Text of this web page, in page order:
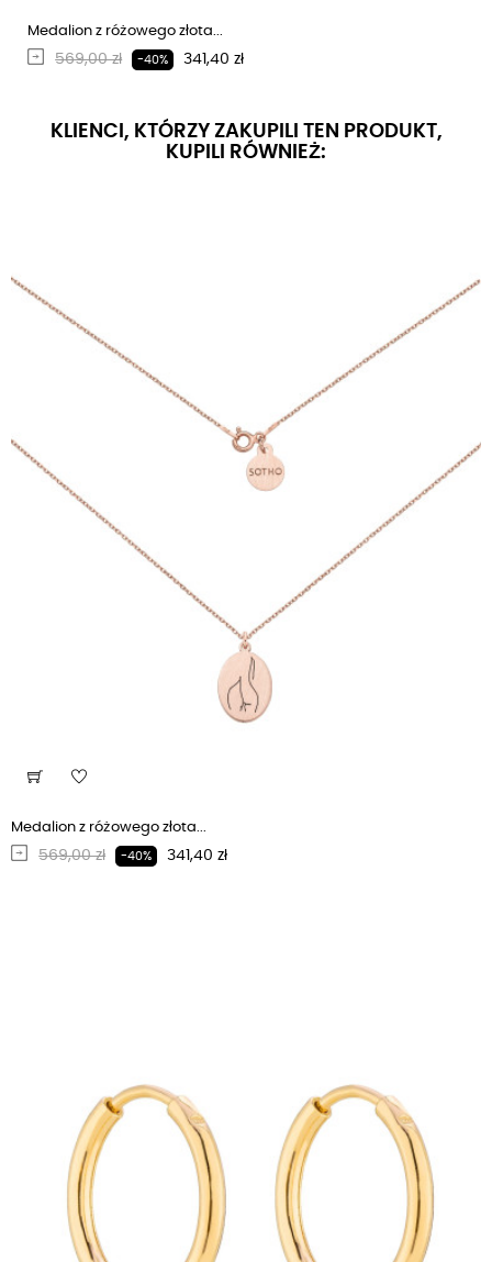
Medalion z różowego złota...
Regularna cena
569,00 zł -40% Cena
341,40 zł
KLIENCI, KTÓRZY ZAKUPILI TEN PRODUKT,
KUPILI RÓWNIEŻ:
Medalion z różowego złota...
Regularna cena
569,00 zł -40% Cena
341,40 zł